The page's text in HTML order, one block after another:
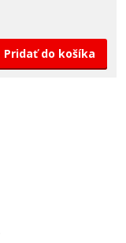
Pridať do košíka